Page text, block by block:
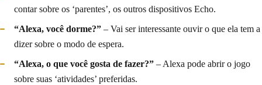
contar sobre os ‘parentes’, os outros dispositivos Echo.
“Alexa, você dorme?” – Vai ser interessante ouvir o que ela tem a
dizer sobre o modo de espera.
“Alexa, o que você gosta de fazer?” – Alexa pode abrir o jogo
sobre suas ‘atividades’ preferidas.